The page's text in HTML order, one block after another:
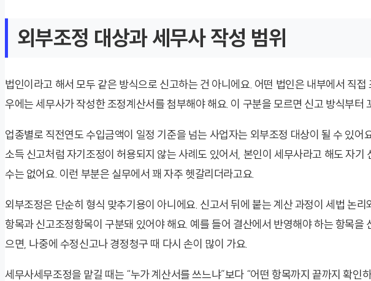
외부조정 대상과 세무사 작성 범위
법인이라고 해서 모두 같은 방식으로 신고하는 건 아니에요. 어떤 법인은 내부에서 직접
우에는 세무사가 작성한 조정계산서를 첨부해야 해요. 이 구분을 모르면 신고 방식부터
업종별로 직전연도 수입금액이 일정 기준을 넘는 사업자는 외부조정 대상이 될 수 있어
소득 신고처럼 자기조정이 허용되지 않는 사례도 있어서, 본인이 세무사라고 해도 자기
수는 없어요. 이런 부분은 실무에서 꽤 자주 헷갈리더라고요.
외부조정은 단순히 형식 맞추기용이 아니에요. 신고서 뒤에 붙는 계산 과정이 세법 논리
항목과 신고조정항목이 구분돼 있어야 해요. 예를 들어 결산에서 반영해야 하는 항목을
으면, 나중에 수정신고나 경정청구 때 다시 손이 많이 가요.
세무사세무조정을 맡길 때는 “누가 계산서를 쓰느냐”보다 “어떤 항목까지 끝까지 확인